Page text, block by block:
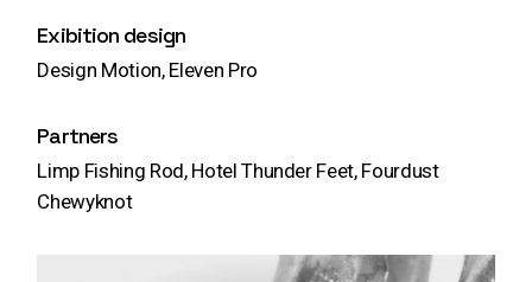
Exibition design
Design Motion, Eleven Pro
Partners
Limp Fishing Rod, Hotel Thunder Feet, Fourdust
Chewyknot